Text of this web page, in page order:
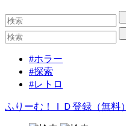
#ホラー
#探索
#レトロ
ふりーむ！ＩＤ登録（無料）